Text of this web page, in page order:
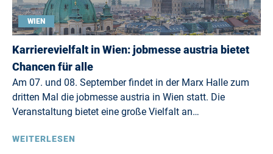
WIEN
Karrierevielfalt in Wien: jobmesse austria bietet
Chancen für alle
Am 07. und 08. September findet in der Marx Halle zum
dritten Mal die jobmesse austria in Wien statt. Die
Veranstaltung bietet eine große Vielfalt an…
WEITERLESEN